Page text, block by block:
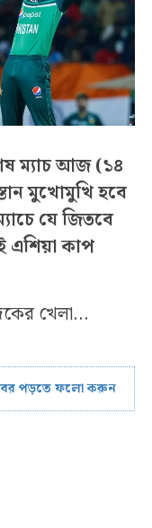
ম্যাচ আজ (১৪
মুখোমুখি হবে
যে জিতবে
এশিয়া কাপ
খেলা…
পড়তে ফলো করুন